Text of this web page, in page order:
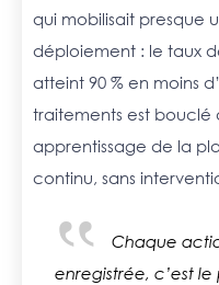
qui mobilisait presque
déploiement : le taux
atteint 90 % en moins
traitements est bouclé
apprentissage de la
continu, sans
Chaque
enregistrée, c’est